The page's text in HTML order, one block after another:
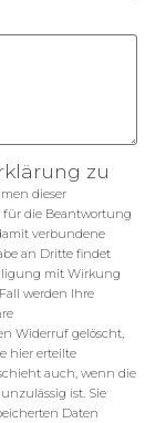
zu
dieser
die Beantwortung
verbundene
an Dritte findet
mit Wirkung
werden Ihre
Widerruf gelöscht,
hier erteilte
auch, wenn die
ist. Sie
Daten